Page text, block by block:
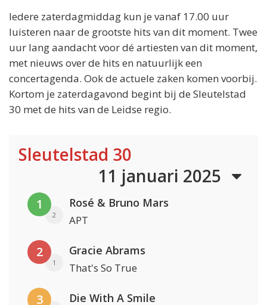
Iedere zaterdagmiddag kun je vanaf 17.00 uur
luisteren naar de grootste hits van dit moment. Twee
uur lang aandacht voor dé artiesten van dit moment,
met nieuws over de hits en natuurlijk een
concertagenda. Ook de actuele zaken komen voorbij.
Kortom je zaterdagavond begint bij de Sleutelstad
30 met de hits van de Leidse regio.
Sleutelstad 30
11 januari 2025
1
2
Rosé & Bruno Mars
APT
2
1
Gracie Abrams
That's So True
3 Die With A Smile